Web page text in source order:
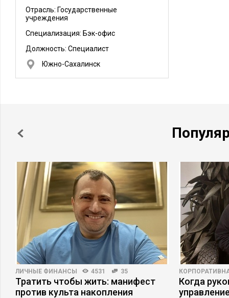
Отрасль: Государственные
учреждения
Специализация: Бэк-офис
Должность: Специалист
Южно-Сахалинск
ЛИЧНЫЕ ФИНАНСЫ 4531 35
Тратить чтобы жить: манифест
против культа накопления
Когда